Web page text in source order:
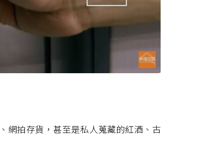
網拍存貨，甚至是私人蒐藏的紅酒、古